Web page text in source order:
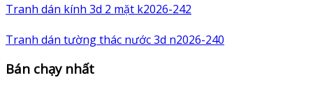
Tranh dán kính 3d 2 mặt k2026-242
Tranh dán tường thác nước 3d n2026-240
Bán chạy nhất